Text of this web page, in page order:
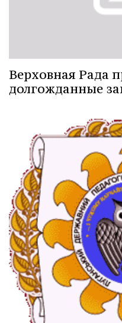
Верховная Рада
долгожданные